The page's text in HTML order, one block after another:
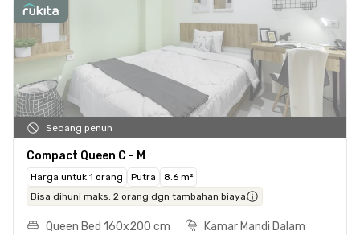
Sedang penuh
Compact Queen C - M
Harga untuk 1 orang Putra
8.6 m²
Bisa dihuni maks. 2 orang dgn tambahan biaya
Queen Bed 160x200 cm
Kamar Mandi Dalam